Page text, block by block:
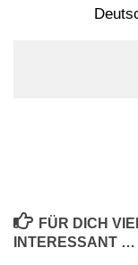
FÜR DICH
INTERESSANT …